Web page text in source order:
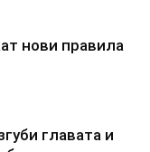
нови правила
главата и